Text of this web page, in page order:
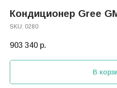
Кондиционер Gree
SKU: 0280
903 340 р.
В